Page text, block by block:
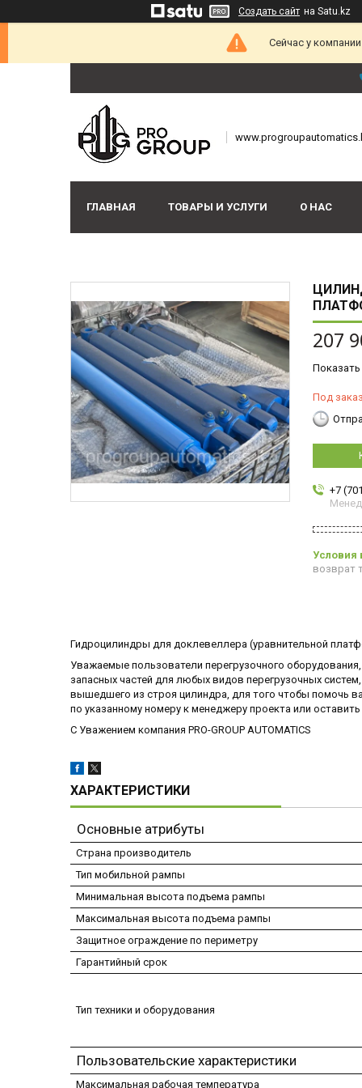
Создать сайт на Satu.kz
Сейчас у
ГЛАВНАЯ ТОВАРЫ И УСЛУГИ О НАС
207
Под
+7
возврат
Гидроцилиндры для доклевеллера (уравнительной
Уважаемые пользователи перегрузочного
запасных частей для любых видов перегрузочных
вышедшего из строя цилиндра, для того чтобы помочь
по указанному номеру к менеджеру проекта или
С Уважением компания PRO-GROUP AUTOMATICS
ХАРАКТЕРИСТИКИ
Основные атрибуты
Страна производитель
Тип мобильной рампы
Минимальная высота подъема рампы
Максимальная высота подъема рампы
Защитное ограждение по периметру
Гарантийный срок
Тип техники и оборудования
Пользовательские характеристики
Максимальная рабочая температура